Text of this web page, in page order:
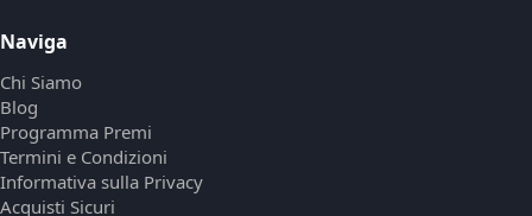
Naviga
Chi Siamo
Blog
Programma Premi
Termini e Condizioni
Informativa sulla Privacy
Acquisti Sicuri